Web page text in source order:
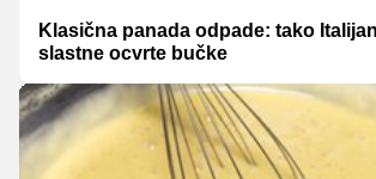
Klasična panada odpade: tako
slastne ocvrte bučke